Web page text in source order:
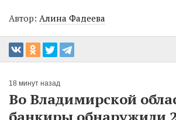
Автор: Алина Фадеева
18 минут назад
Во Владимирской